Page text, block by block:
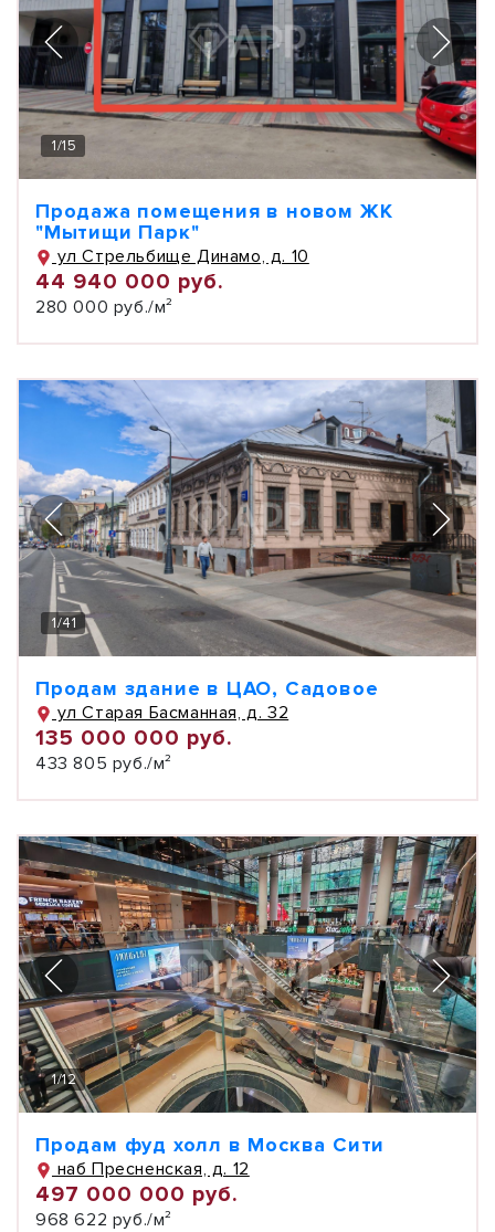
1/15
Продажа помещения в новом ЖК
"Мытищи Парк"
ул Стрельбище Динамо, д. 10
44 940 000 руб.
280 000 руб./м²
1/41
Продам здание в ЦАО, Садовое
ул Старая Басманная, д. 32
135 000 000 руб.
433 805 руб./м²
1/12
Продам фуд холл в Москва Сити
наб Пресненская, д. 12
497 000 000 руб.
968 622 руб./м²